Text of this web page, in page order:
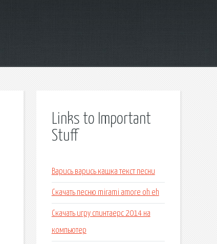
Links to Important
Stuff
Варись варись кашка текст песни
Скачать песню mirami amore oh eh
Скачать игру спинтаерс 2014 на
компьютер